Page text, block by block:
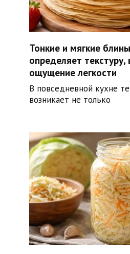
Тонкие и мягкие
определяет текстуру,
ощущение легкости
В повседневной кухне
возникает не только